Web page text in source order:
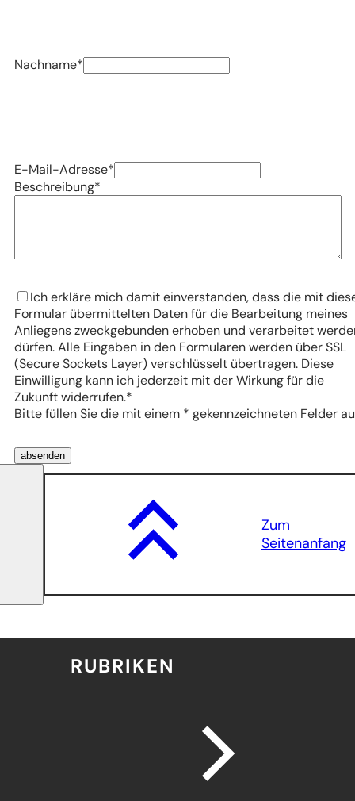
Nachname*
E-Mail-Adresse*
Beschreibung*
Datenschutz
Ich erkläre mich damit einverstanden, dass die mit
Formular übermittelten Daten für die Bearbeitung meines
Anliegens zweckgebunden erhoben und verarbeitet
dürfen. Alle Eingaben in den Formularen werden über SSL
(Secure Sockets Layer) verschlüsselt übertragen. Diese
Einwilligung kann ich jederzeit mit der Wirkung für die
Zukunft widerrufen.*
Bitte füllen Sie die mit einem * gekennzeichneten Felder
Bitteabsenden
Zum
Seitenanfang
RUBRIKEN